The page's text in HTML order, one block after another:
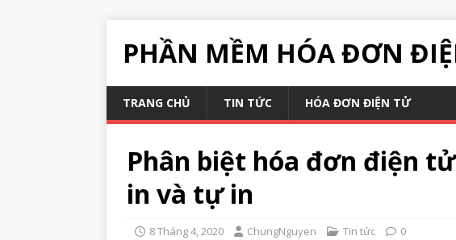
PHẦN MỀM HÓA ĐƠN
TRANG CHỦ TIN TỨC HÓA ĐƠN ĐIỆN TỬ
Phân biệt hóa đơn điện
in và tự in
8 Tháng 4, 2020 ChungNguyen Tin tức 0